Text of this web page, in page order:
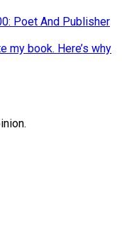
Poet And Publisher
my book. Here’s why